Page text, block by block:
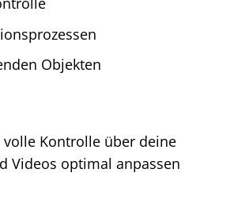
Objekten
volle Kontrolle über deine
Videos optimal anpassen